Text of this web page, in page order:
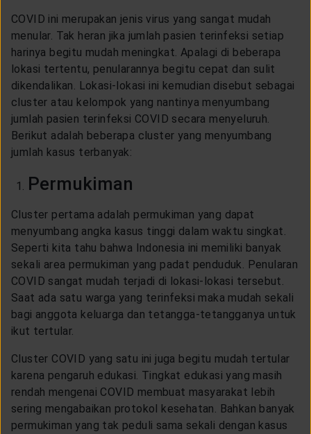
COVID ini merupakan jenis virus yang sangat mudah
menular. Tak heran jika jumlah pasien terinfeksi setiap
harinya begitu mudah meningkat. Apalagi di beberapa
lokasi tertentu, penularannya begitu cepat dan sulit
dikendalikan. Lokasi-lokasi ini kemudian disebut sebagai
cluster atau kelompok yang nantinya menyumbang
jumlah pasien terinfeksi COVID secara menyeluruh.
Berikut adalah beberapa cluster yang menyumbang
jumlah kasus terbanyak:
Permukiman
Cluster pertama adalah permukiman yang dapat
menyumbang angka kasus tinggi dalam waktu singkat.
Seperti kita tahu bahwa Indonesia ini memiliki banyak
sekali area permukiman yang padat penduduk. Penularan
COVID sangat mudah terjadi di lokasi-lokasi tersebut.
Saat ada satu warga yang terinfeksi maka mudah sekali
bagi anggota keluarga dan tetangga-tetangganya untuk
ikut tertular.
Cluster COVID yang satu ini juga begitu mudah tertular
karena pengaruh edukasi. Tingkat edukasi yang masih
rendah mengenai COVID membuat masyarakat lebih
sering mengabaikan protokol kesehatan. Bahkan banyak
permukiman yang tak peduli sama sekali dengan kasus
ARTICLE & NEWS
ABOUT GENERALI
EVENTS